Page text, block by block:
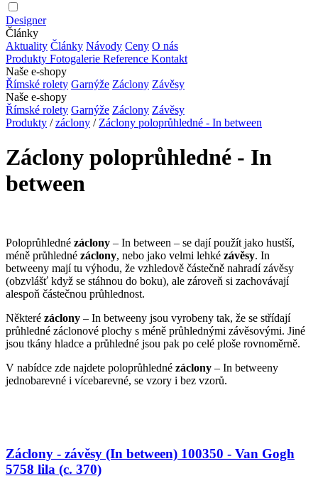
Designer
Články
Aktuality Články Návody Ceny O nás
Produkty Fotogalerie Reference Kontakt
Naše e-shopy
Římské rolety Garnýže Záclony Závěsy
Naše e-shopy
Římské rolety Garnýže Záclony Závěsy
Produkty /záclony / Záclony poloprůhledné - In between
Záclony poloprůhledné - In
between
Poloprůhledné záclony – In between – se dají použít jako hustší,
méně průhledné záclony, nebo jako velmi lehké závěsy. In
betweeny mají tu výhodu, že vzhledově částečně nahradí závěsy
(obzvlášť když se stáhnou do boku), ale zároveň si zachovávají
alespoň částečnou průhlednost.
Některé záclony – In betweeny jsou vyrobeny tak, že se střídají
průhledné záclonové plochy s méně průhlednými závěsovými. Jiné
jsou tkány hladce a průhledné jsou pak po celé ploše rovnoměrně.
V nabídce zde najdete poloprůhledné záclony – In betweeny
jednobarevné i vícebarevné, se vzory i bez vzorů.
Záclony - závěsy (In between) 100350 - Van Gogh
5758 lila (c. 370)